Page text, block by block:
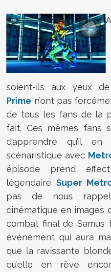
soient-ils aux yeux
Prime n’ont pas
de tous les fans de la
fait. Ces mêmes fans
d’apprendre qu’il
scénaristique avec
épisode prend
légendaireSuper
pas de nous
cinématique en images
combat final de Samus
événement qui aura
que la ravissante
qu’elle en rêve